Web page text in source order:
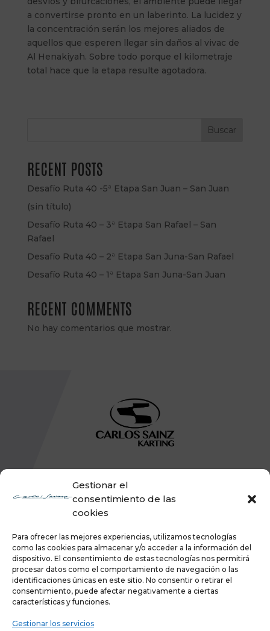
Gestionar el
consentimiento de las
cookies
Para ofrecer las mejores experiencias, utilizamos tecnologías
como las cookies para almacenar y/o acceder a la información del
dispositivo. El consentimiento de estas tecnologías nos permitirá
procesar datos como el comportamiento de navegación o las
identificaciones únicas en este sitio. No consentir o retirar el
consentimiento, puede afectar negativamente a ciertas
características y funciones.
Gestionar los servicios
a convertirse pronto en un laberinto. La lucidez y
la concentración serán los mejores aliados de
aquellos que esperen llegar sin daños al vivac de
Al Henakiyah. Sobre todo porque el kilometraje
total hace que la etapa resulte agotadora.
Buscar
RECENT POSTS
Desafío Ruta 40 -5ª Etapa San Juan – San Juan
(sin título)
Desafío Ruta 40 – 3ª Etapa San Rafael – San
Rafael
Desafío Ruta 40 – 2ª Etapa San Juna-San Rafael
Desafío Ruta 40 – 1ª Etapa San Juna-San Juan
RECENT COMMENTS
No hay comentarios que mostrar.